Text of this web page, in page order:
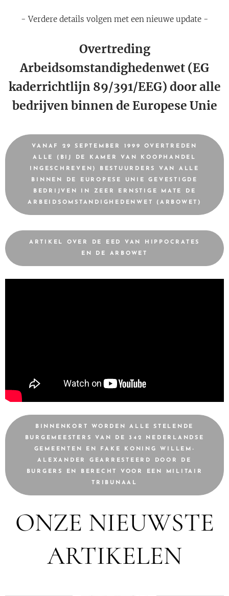
- Verdere details volgen met een nieuwe update -
Overtreding
Arbeidsomstandighedenwet (EG
kaderrichtlijn 89/391/EEG) door alle
bedrijven binnen de Europese Unie
VANAF 29 SEPTEMBER 1999 OVERTREDEN
ALLE (BIJ DE KAMER VAN KOOPHANDEL
INGESCHREVEN) BESTUURDERS VAN ALLE
BINNEN DE EUROPESE UNIE GEVESTIGDE
BEDRIJVEN IN ZEER ERNSTIGE MATE DE
ARBEIDSOMSTANDIGHEDENWET (ARBOWET)
ARTIKEL OVER DE EED VAN HIPPOCRATES
EN DE ARBOWET
BINNENKORT WORDEN ALLE STELENDE
BURGEMEESTERS VAN DE 342 NEDERLANDSE
GEMEENTEN EN FAKE KONING WILLEM-
ALEXANDER GEARRESTEERD DOOR DE
BURGERS EN BERECHT VOOR EEN MILITAIR
TRIBUNAAL
ONZE NIEUWSTE
ARTIKELEN